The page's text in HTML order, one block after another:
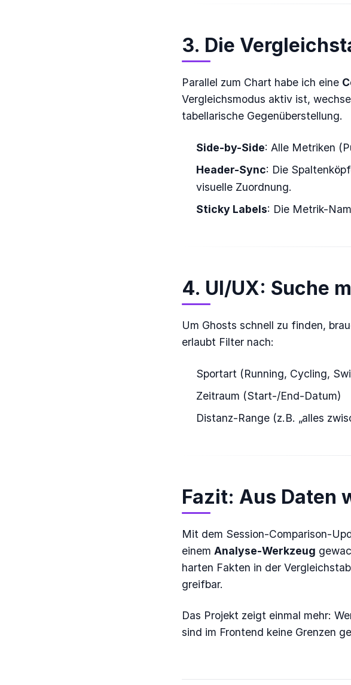
3. Die
Parallel zum Chart habe ich eine
Vergleichsmodus aktiv ist,
tabellarische Gegenüberstellung.
Side-by-Side: Alle Metriken
Header-Sync: Die
visuelle Zuordnung.
Sticky Labels: Die Metrik-
4. UI/UX: Suche
Um Ghosts schnell zu finden,
erlaubt Filter nach:
Sportart (Running, Cycling,
Zeitraum (Start-/End-Datum)
Distanz-Range (z.B. „alles
Fazit: Aus Daten
Mit dem Session-Comparison-
einem Analyse-Werkzeug
harten Fakten in der
greifbar.
Das Projekt zeigt einmal mehr:
sind im Frontend keine Grenzen